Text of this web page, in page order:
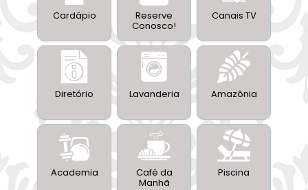
Cardápio Reserve
Conosco!
Canais TV
Diretório Lavanderia Amazônia
Academia Café da
Manhã
Piscina